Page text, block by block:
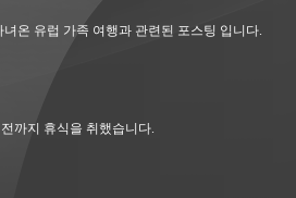
온 유럽 가족 여행과 관련된 포스팅 입니다.
까지 휴식을 취했습니다.